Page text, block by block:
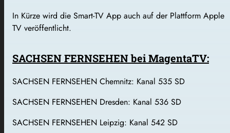
In Kürze wird die Smart-TV App auch auf der Plattform Apple
TV veröffentlicht.
SACHSEN FERNSEHEN bei MagentaTV:
SACHSEN FERNSEHEN Chemnitz: Kanal 535 SD
SACHSEN FERNSEHEN Dresden: Kanal 536 SD
SACHSEN FERNSEHEN Leipzig: Kanal 542 SD